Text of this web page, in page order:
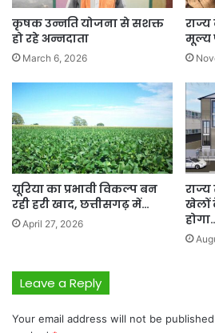
कृषक उन्नति योजना से सशक्त
हो रहे अन्नदाता
March 6, 2026
मूल्य
यूरिया का प्रभावी विकल्प बन
रही हरी खाद, छत्तीसगढ़ में…
April 27, 2026
राज्य
खेलों
Leave a Reply
Your email address will not be